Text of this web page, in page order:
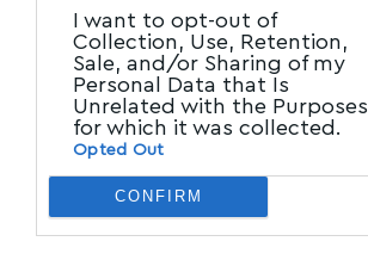
I want to opt-out of
Collection, Use, Retention,
Sale, and/or Sharing of my
Personal Data that Is
Unrelated with the Purposes
for which it was collected.
Opted Out
CONFIRM